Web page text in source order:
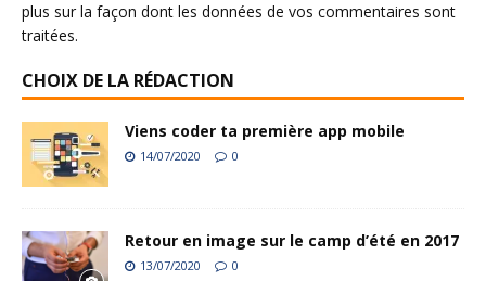
plus sur la façon dont les données de vos commentaires sont
traitées.
CHOIX DE LA RÉDACTION
Viens coder ta première app mobile
14/07/2020 0
Retour en image sur le camp d’été en 2017
13/07/2020 0